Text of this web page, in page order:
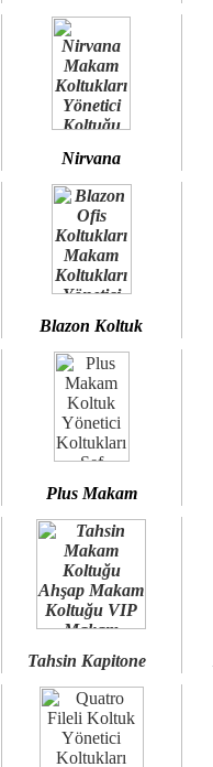
Nirvana
Blazon Koltuk
Plus Makam
Tahsin Kapitone